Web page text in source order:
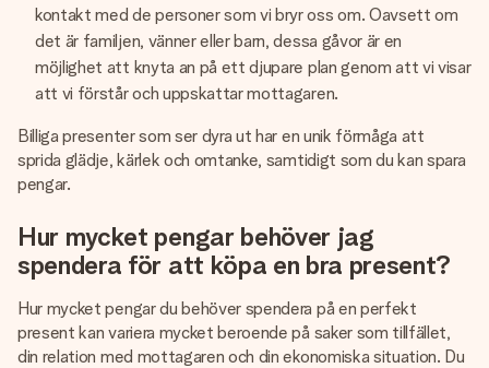
kontakt med de personer som vi bryr oss om. Oavsett om
det är familjen, vänner eller barn, dessa gåvor är en
möjlighet att knyta an på ett djupare plan genom att vi visar
att vi förstår och uppskattar mottagaren.
Billiga presenter som ser dyra ut har en unik förmåga att
sprida glädje, kärlek och omtanke, samtidigt som du kan spara
pengar.
Hur mycket pengar behöver jag
spendera för att köpa en bra present?
Hur mycket pengar du behöver spendera på en perfekt
present kan variera mycket beroende på saker som tillfället,
din relation med mottagaren och din ekonomiska situation. Du